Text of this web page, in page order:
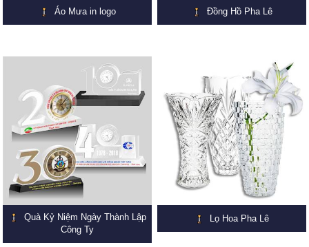
Áo Mưa in logo Đồng Hồ Pha Lê
Quà Kỷ Niệm Ngày Thành Lập
Công Ty
Lọ Hoa Pha Lê